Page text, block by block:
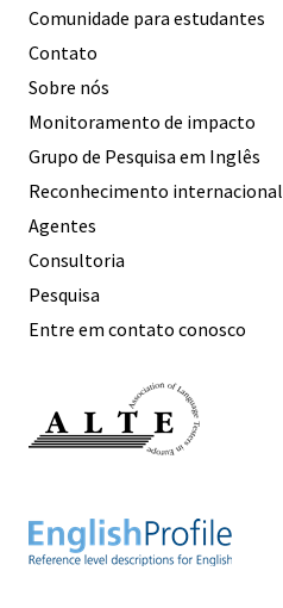
Comunidade para estudantes
Contato
Sobre nós
Monitoramento de impacto
Grupo de Pesquisa em Inglês
Reconhecimento internacional
Agentes
Consultoria
Pesquisa
Entre em contato conosco